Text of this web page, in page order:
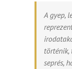
A gyep,
történik,
seprés,